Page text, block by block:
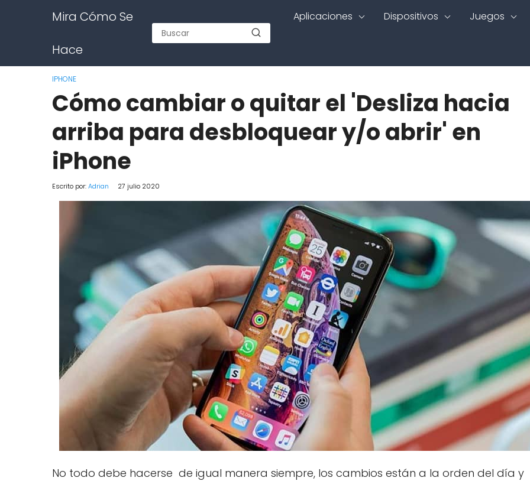
Mira Cómo Se
Hace
Aplicaciones Dispositivos Juegos
IPHONE
Cómo cambiar o quitar el 'Desliza hacia
arriba para desbloquear y/o abrir' en
iPhone
Escrito por:Adrian 27 julio 2020
No todo debe hacerse de igual manera siempre, los cambios están a la orden del día y